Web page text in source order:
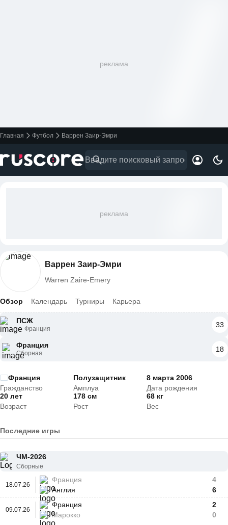
реклама
Главная Футбол Варрен Заир-Эмри
реклама
Варрен Заир-Эмри
Warren Zaire-Emery
Обзор Календарь Турниры Карьера
ПСЖ
Франция 33
Франция
Сборная 18
Франция
Гражданство
Полузащитник
Амплуа
8 марта 2006
Дата рождения
20 лет
Возраст
178 см
Рост
68 кг
Вес
Последние игры
ЧМ-2026
Сборные
18.07.26
Франция
Англия
4
6
09.07.26
Франция
Марокко
2
0